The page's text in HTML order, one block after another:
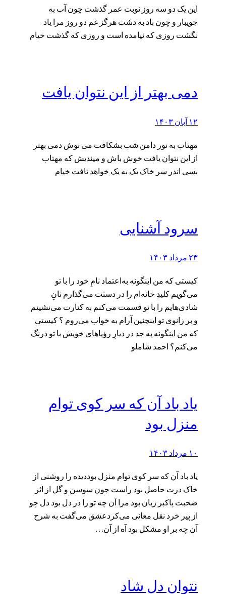
این یک دو سه روز نوبت عمر گذشت چون آب به
جویبار و چون باد به دشت هرگز غم دو روز مرا یاد
نگشت روزی که نیامده است و روزی که گذشت خیام
دمی بهتر از این نتوان یافت
۱۲ آبان ۱۴۰۳
مهتاب به نور دامن شب بشکافت می نوش دمی بهتر
از این نتوان یافت خوش باش و میندیش که مهتاب
بسی اندر سر خاک یک به یک خواهد تافت خیام
سرود آشنایی
۲۳ مرداد ۱۴۰۳
کیستی که من اینگونه به‌اعتماد نامِ خود را با تو
می‌گویم کلیدِ خانه‌ام را در دستت می‌گذارم نانِ
شادی‌هایم را با تو قسمت می‌کنم به کنارت می‌نشینم
و بر زانوی تو اینچنین آرام به خواب می‌روم ؟ کیستی
که من اینگونه به جد در دیارِ رؤیاهای خویش با تو درنگ
می‌کنم؟ احمد شاملو
یاد باد آن که سر کوی توام
منزل بود
۱۰ مرداد ۱۴۰۳
یاد باد آن که سر کوی توام منزل بوددیده را روشنی از
خاک درت حاصل بود راست چون سوسن و گل از اثر
صحبت پاکبر زبان بود مرا آن چه تو را در دل بود دل چو
از پیر خرد نقل معانی می‌کردعشق می‌گفت به شرح
آن چه بر او مشکل بود آه از آن…
نتوان دل شاد